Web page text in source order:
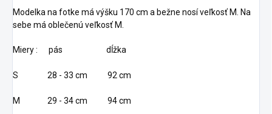
Modelka na fotke má výšku 170 cm a bežne nosí veľkosť M. Na
sebe má oblečenú veľkosť M.
Miery : pás dĺžka
S 28 - 33 cm 92 cm
M 29 - 34 cm 94 cm